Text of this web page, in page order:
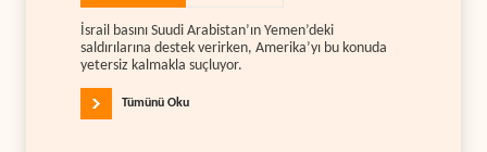
İsrail basını Suudi Arabistan’ın Yemen’deki
saldırılarına destek verirken, Amerika’yı bu konuda
yetersiz kalmakla suçluyor.
Tümünü Oku